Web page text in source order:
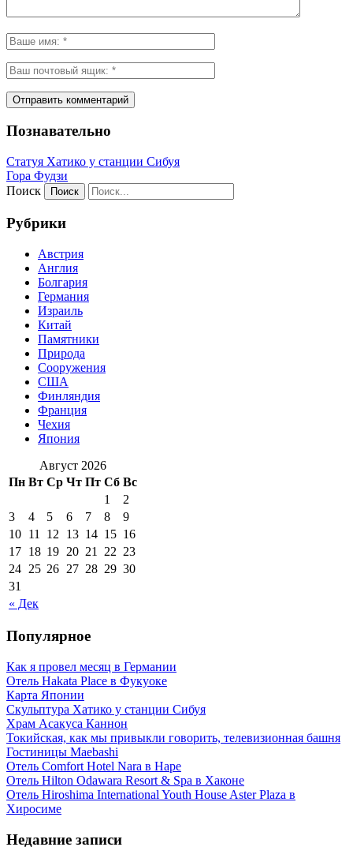
Познавательно
Статуя Хатико у станции Сибуя
Гора Фудзи
Поиск
Рубрики
Австрия
Англия
Болгария
Германия
Израиль
Китай
Памятники
Природа
Сооружения
США
Финляндия
Франция
Чехия
Япония
Август 2026
Пн Вт Ср Чт Пт Сб Вс
« Дек
1
2
3
4 5 6 7 8
9
10 11 12 13 14 15 16
17 18 19 20 21 22 23
24 25 26 27 28 29 30
31
Популярное
Как я провел месяц в Германии
Отель Hakata Place в Фукуоке
Карта Японии
Скульптура Хатико у станции Сибуя
Храм Асакуса Каннон
Токийская, как мы привыкли говорить, телевизионная башня
Гостиницы Maebashi
Отель Comfort Hotel Nara в Наре
Отель Hilton Odawara Resort & Spa в Хаконе
Отель Hiroshima International Youth House Aster Plaza в
Хиросиме
Недавние записи